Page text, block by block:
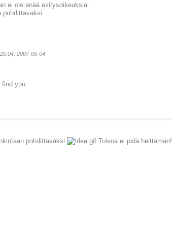
ei ole enää esitysoikeuksia.
2007-05-04
find you.
pohdittavaksi.
Toivoa ei pidä heittämän!